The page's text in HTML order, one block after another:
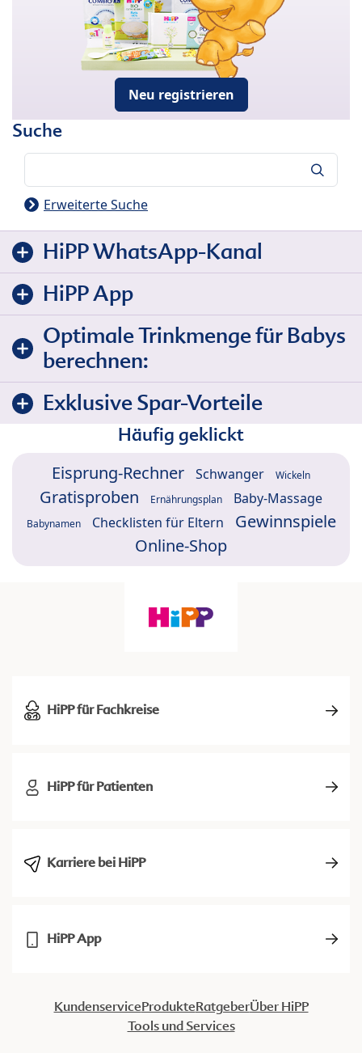
Neu registrieren
Suche
Erweiterte Suche
HiPP WhatsApp-Kanal
HiPP App
Optimale Trinkmenge für Babys
berechnen:
Exklusive Spar-Vorteile
Häufig geklickt
Eisprung-Rechner Schwanger Wickeln
Gratisproben Ernährungsplan Baby-Massage
Babynamen Checklisten für Eltern
Gewinnspiele
Online-Shop
HiPP für Fachkreise
HiPP für Patienten
Karriere bei HiPP
HiPP App
KundenserviceProdukteRatgeberÜber HiPP
Tools und Services